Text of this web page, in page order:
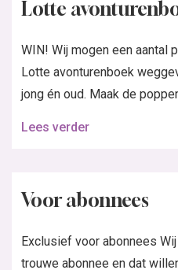
Lotte
WIN! Wij mogen een aantal
Lotte avonturenboek
jong én oud. Maak de
Lees verder
Voor abonnees
Exclusief voor abonnees
trouwe abonnee en dat